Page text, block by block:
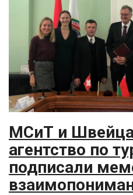
МСиТ и
агентство по
подписали